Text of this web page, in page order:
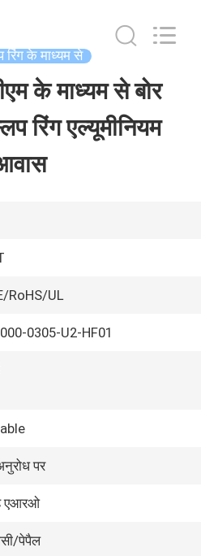
रिंग के माध्यम से
के माध्यम से बोर
रिंग एल्यूमीनियम
RoHS/UL
0305-U2-HF01
पर
एआरओ
पेपैल